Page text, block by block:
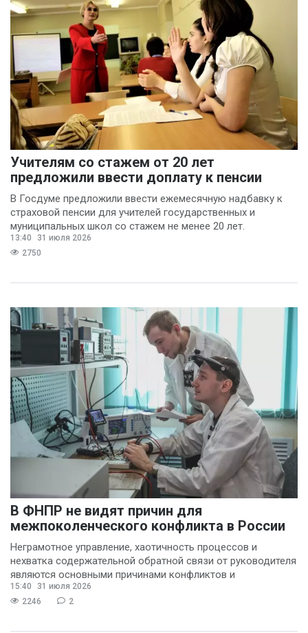
Учителям со стажем от 20 лет
предложили ввести доплату к пенсии
В Госдуме предложили ввести ежемесячную надбавку к
страховой пенсии для учителей государственных и
муниципальных школ со стажем не менее 20 лет.
13:40
31 июля 2026
2750
В ФНПР не видят причин для
межпоколенческого конфликта в России
Неграмотное управление, хаотичность процессов и
нехватка содержательной обратной связи от руководителя
являются основными причинами конфликтов и
раздражения в
15:40
31 июля 2026
2246
2